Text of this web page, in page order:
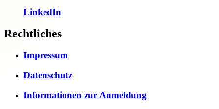
LinkedIn
Rechtliches
Impressum
Datenschutz
Informationen zur Anmeldung